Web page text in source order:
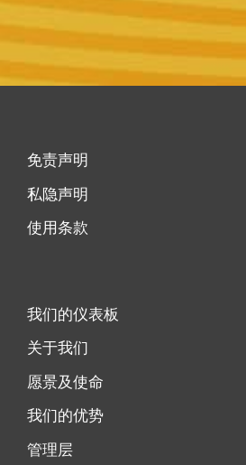
免责声明
私隐声明
使用条款
我们的仪表板
关于我们
愿景及使命
我们的优势
管理层